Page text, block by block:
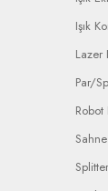
Işık
Lazer
Par/
Robot
Splitter